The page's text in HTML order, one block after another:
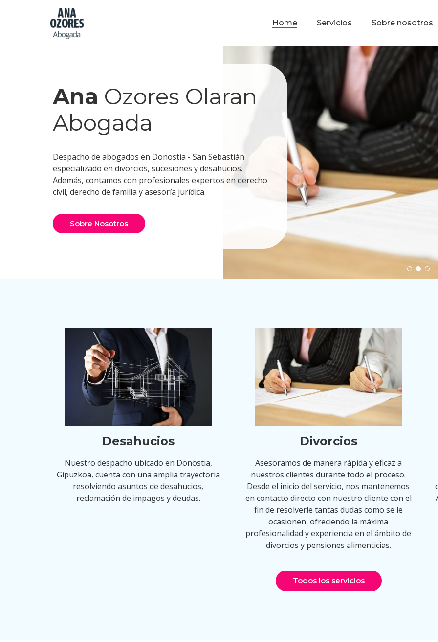
Home Servicios Sobre nosotros
Ana Ozores Olaran
Abogada
Despacho de abogados en Donostia - San Sebastián
especializado en divorcios, sucesiones y desahucios.
Además, contamos con profesionales expertos en derecho
civil, derecho de familia y asesoría jurídica.
Sobre Nosotros
Desahucios
Nuestro despacho ubicado en Donostia,
Gipuzkoa, cuenta con una amplia trayectoria
resolviendo asuntos de desahucios,
reclamación de impagos y deudas.
Divorcios
Asesoramos de manera rápida y eficaz a
nuestros clientes durante todo el proceso.
Desde el inicio del servicio, nos mantenemos
en contacto directo con nuestro cliente con el
fin de resolverle tantas dudas como se le
ocasionen, ofreciendo la máxima
profesionalidad y experiencia en el ámbito de
divorcios y pensiones alimenticias.
Todos los servicios